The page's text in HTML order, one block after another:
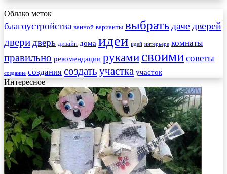
Облако меток
благоустройства ванной варианты выбрать даче дверей
двери дверь дизайн дома идеи идей интерьере комнаты
правильно рекомендации руками своимисоветы
создание создания создать участка участок
Интересное